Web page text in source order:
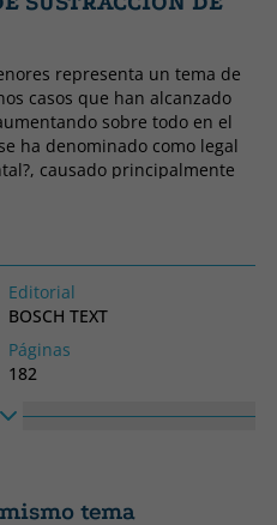
representa un tema de
casos que han alcanzado
sobre todo en el
ha denominado como legal
causado principalmente
mixtos y las frecuentes
incumpliendo una
De ahí cabe inferir que
sea un fenómeno de
que en su regulación
afectadas dos jurisdicciones,
propios en función de
secuestro cuando la víctima
Editorial
BOSCH TEXT
Páginas
182
Idioma
tema